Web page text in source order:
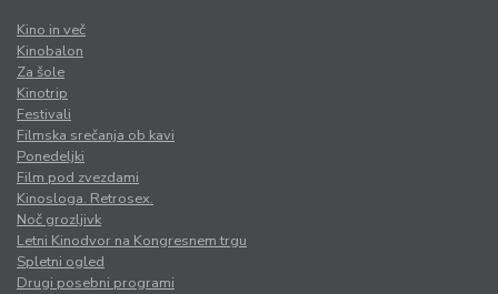
Kino in več
Kinobalon
Za šole
Kinotrip
Festivali
Filmska srečanja ob kavi
Ponedeljki
Film pod zvezdami
Kinosloga. Retrosex.
Noč grozljivk
Letni Kinodvor na Kongresnem trgu
Spletni ogled
Drugi posebni programi